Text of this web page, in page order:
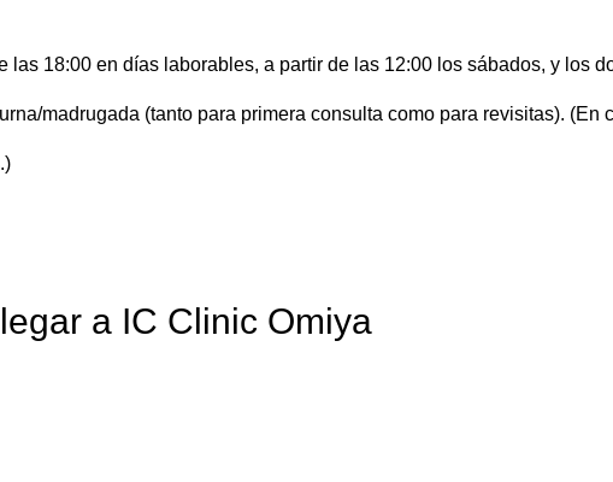
las 18:00 en días laborables, a partir de las 12:00 los sábados, y los
madrugada (tanto para primera consulta como para revisitas).
a IC Clinic Omiya